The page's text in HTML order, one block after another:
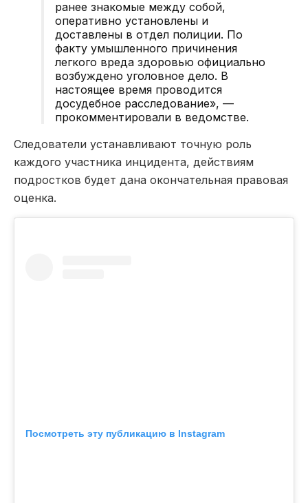
ранее знакомые между собой,
оперативно установлены и
доставлены в отдел полиции. По
факту умышленного причинения
легкого вреда здоровью официально
возбуждено уголовное дело. В
настоящее время проводится
досудебное расследование», —
прокомментировали в ведомстве.
Следователи устанавливают точную роль
каждого участника инцидента, действиям
подростков будет дана окончательная правовая
оценка.
Посмотреть эту публикацию в Instagram